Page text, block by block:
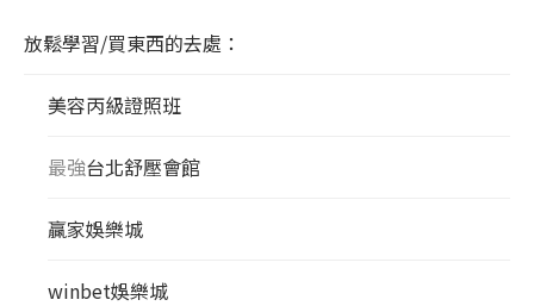
放鬆學習/買東西的去處：
美容丙級證照班
最強台北舒壓會館
贏家娛樂城
winbet娛樂城